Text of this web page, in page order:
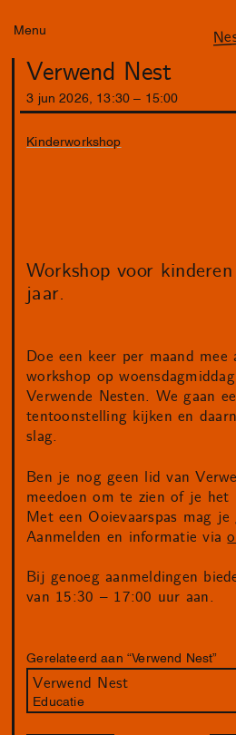
Menu
Verwend Nest
3 jun 2026 13 :30 15 :00
Kinderworkshop
Workshop voor
jaar.
Doe een keer per maand mee
workshop op
Verwende Nesten. We gaan
tentoonstelling kijken en
slag.
Ben je nog geen lid van
meedoen om te zien of je
Met een Ooievaarspas mag je
Aanmelden en informatie via
Bij genoeg aanmeldingen
van 15:30 – 17:00 uur aan.
Gerelateerd aan “Verwend Nest”
Verwend Nest
Educatie